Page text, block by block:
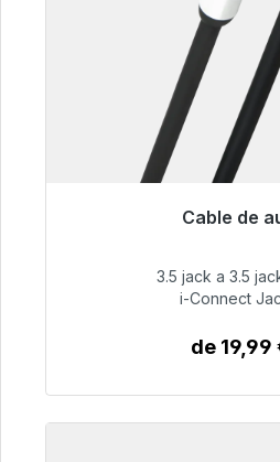
Cable de
Listo para envío
51,99 €
3.5 jack a 3.5
i-Connect
de 19,99